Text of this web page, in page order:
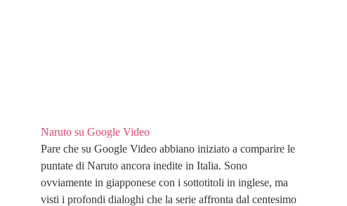
Naruto su Google Video
Pare che su Google Video abbiano iniziato a comparire le
puntate di Naruto ancora inedite in Italia. Sono
ovviamente in giapponese con i sottotitoli in inglese, ma
visti i profondi dialoghi che la serie affronta dal centesimo